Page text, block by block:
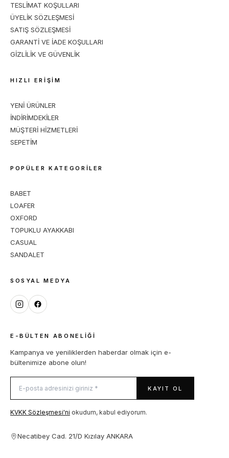
TESLİMAT KOŞULLARI
ÜYELİK SÖZLEŞMESİ
SATIŞ SÖZLEŞMESİ
GARANTİ VE İADE KOŞULLARI
GİZLİLİK VE GÜVENLİK
HIZLI ERİŞİM
YENİ ÜRÜNLER
İNDİRİMDEKİLER
MÜŞTERİ HİZMETLERİ
SEPETİM
POPÜLER KATEGORİLER
BABET
LOAFER
OXFORD
TOPUKLU AYAKKABI
CASUAL
SANDALET
SOSYAL MEDYA
E-BÜLTEN ABONELIĞI
Kampanya ve yeniliklerden haberdar olmak için e-
bültenimize abone olun!
KAYIT OL
KVKK Sözleşmesi'ni okudum, kabul ediyorum.
Necatibey Cad. 21/D Kızılay ANKARA